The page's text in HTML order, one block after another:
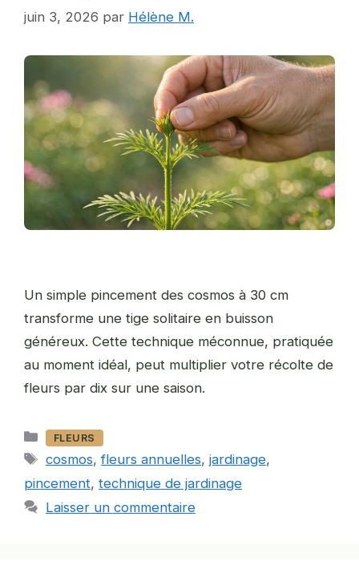
juin 3, 2026 par Hélène M.
Un simple pincement des cosmos à 30 cm
transforme une tige solitaire en buisson
généreux. Cette technique méconnue, pratiquée
au moment idéal, peut multiplier votre récolte de
fleurs par dix sur une saison.
Catégories
FLEURS
Étiquettes
cosmos,fleurs annuelles, jardinage,
pincement, technique de jardinage
Laisser un commentaire